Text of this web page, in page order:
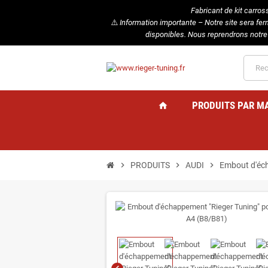
Fabricant de kit
⚠️ Information importante – Notre site sera
disponibles. Nous reprendrons
home PRODUITS PAR
chevron_right PRODUITS chevron_right AUDI chevron_right Embout